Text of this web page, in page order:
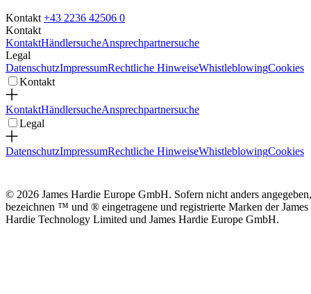
Kontakt +43 2236 42506 0
Kontakt
KontaktHändlersucheAnsprechpartnersuche
Legal
DatenschutzImpressumRechtliche HinweiseWhistleblowingCookies
Kontakt
KontaktHändlersucheAnsprechpartnersuche
Legal
DatenschutzImpressumRechtliche HinweiseWhistleblowingCookies
© 2026 James Hardie Europe GmbH. Sofern nicht anders angegeben,
bezeichnen ™ und ® eingetragene und registrierte Marken der James
Hardie Technology Limited und James Hardie Europe GmbH.